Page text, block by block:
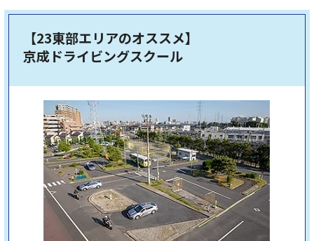
【23東部エリアのオススメ】
京成ドライビングスクール